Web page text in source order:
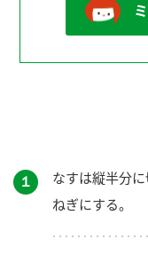
１
なすは縦半分
ねぎにする。